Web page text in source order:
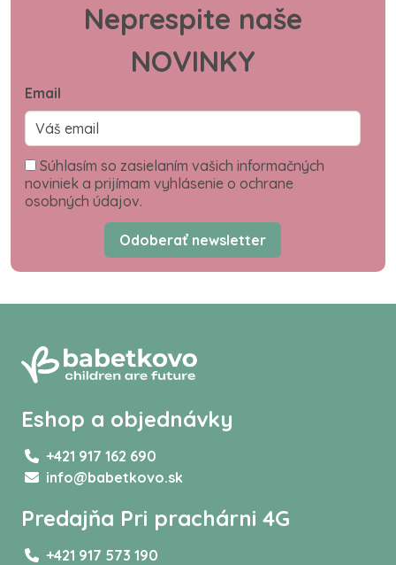
Neprespite naše
NOVINKY
Email
Súhlasím so zasielaním vašich informačných
noviniek a prijímam vyhlásenie o ochrane
osobných údajov.
Odoberať newsletter
Eshop a objednávky
+421 917 162 690
info@babetkovo.sk
Predajňa Pri prachárni 4G
+421 917 573 190